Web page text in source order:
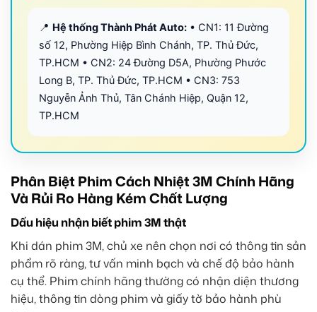
📍 Hệ thống Thành Phát Auto: • CN1: 11 Đường
số 12, Phường Hiệp Bình Chánh, TP. Thủ Đức,
TP.HCM • CN2: 24 Đường D5A, Phường Phước
Long B, TP. Thủ Đức, TP.HCM • CN3: 753
Nguyễn Ảnh Thủ, Tân Chánh Hiệp, Quận 12,
TP.HCM
Phân Biệt Phim Cách Nhiệt 3M Chính Hãng
Và Rủi Ro Hàng Kém Chất Lượng
Dấu hiệu nhận biết phim 3M thật
Khi dán phim 3M, chủ xe nên chọn nơi có thông tin sản
phẩm rõ ràng, tư vấn minh bạch và chế độ bảo hành
cụ thể. Phim chính hãng thường có nhận diện thương
hiệu, thông tin dòng phim và giấy tờ bảo hành phù